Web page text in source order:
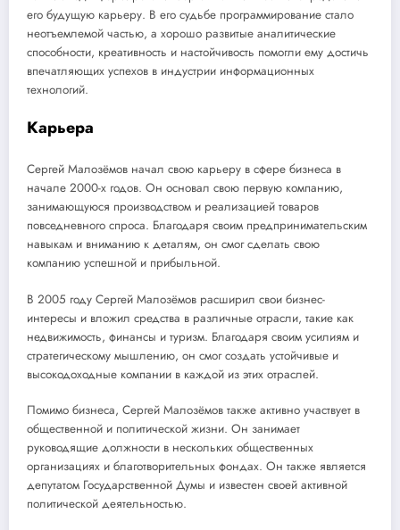
его будущую карьеру. В его судьбе программирование стало
неотъемлемой частью, а хорошо развитые аналитические
способности, креативность и настойчивость помогли ему достичь
впечатляющих успехов в индустрии информационных
технологий.
Карьера
Сергей Малозёмов начал свою карьеру в сфере бизнеса в
начале 2000-х годов. Он основал свою первую компанию,
занимающуюся производством и реализацией товаров
повседневного спроса. Благодаря своим предпринимательским
навыкам и вниманию к деталям, он смог сделать свою
компанию успешной и прибыльной.
В 2005 году Сергей Малозёмов расширил свои бизнес-
интересы и вложил средства в различные отрасли, такие как
недвижимость, финансы и туризм. Благодаря своим усилиям и
стратегическому мышлению, он смог создать устойчивые и
высокодоходные компании в каждой из этих отраслей.
Помимо бизнеса, Сергей Малозёмов также активно участвует в
общественной и политической жизни. Он занимает
руководящие должности в нескольких общественных
организациях и благотворительных фондах. Он также является
депутатом Государственной Думы и известен своей активной
политической деятельностью.